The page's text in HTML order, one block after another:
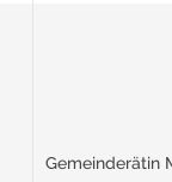
Gemeinderätin